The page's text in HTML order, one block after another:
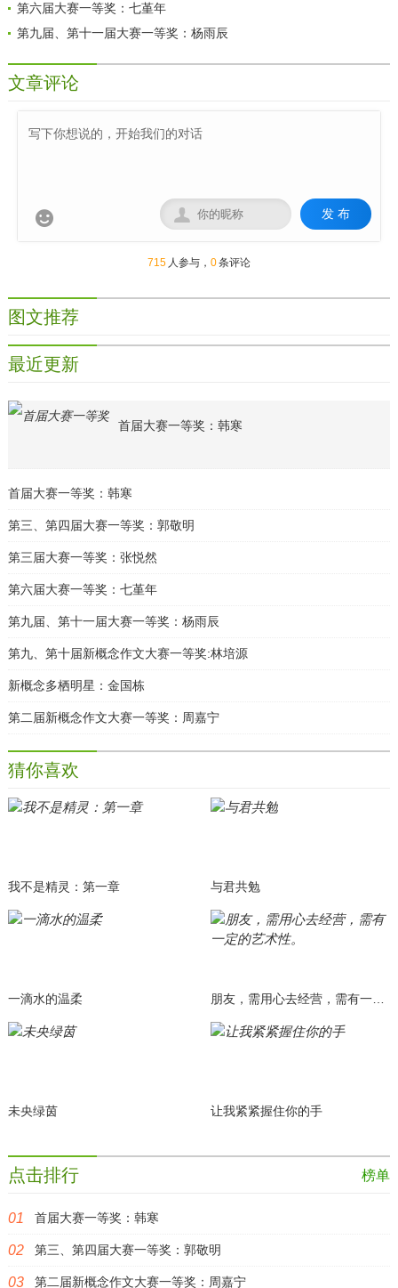
第六届大赛一等奖：七堇年
第九届、第十一届大赛一等奖：杨雨辰
文章评论
 发 布

715 人参与， 0条评论
图文推荐
最近更新
首届大赛一等奖：韩寒
首届大赛一等奖：韩寒
第三、第四届大赛一等奖：郭敬明
第三届大赛一等奖：张悦然
第六届大赛一等奖：七堇年
第九届、第十一届大赛一等奖：杨雨辰
第九、第十届新概念作文大赛一等奖:林培源
新概念多栖明星：金国栋
第二届新概念作文大赛一等奖：周嘉宁
猜你喜欢
我不是精灵：第一章 与君共勉
一滴水的温柔 朋友，需用心去经营，需有一定的艺术性。
未央绿茵 让我紧紧握住你的手
榜单
点击排行
首届大赛一等奖：韩寒
第三、第四届大赛一等奖：郭敬明
第二届新概念作文大赛一等奖：周嘉宁